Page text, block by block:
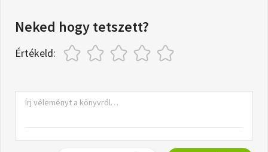
Neked hogy tetszett?
Értékeld: